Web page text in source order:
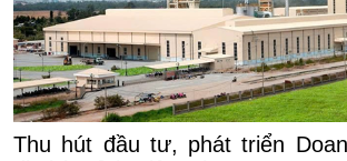
Thu hút đầu tư, phát triển